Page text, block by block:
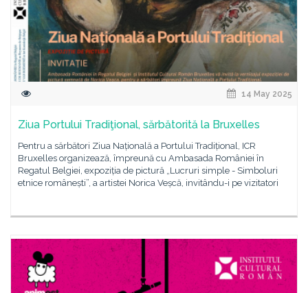
14 May 2025
Ziua Portului Tradiţional, sărbătorită la Bruxelles
Pentru a sărbători Ziua Națională a Portului Tradițional, ICR
Bruxelles organizează, împreună cu Ambasada României în
Regatul Belgiei, expoziția de pictură „Lucruri simple - Simboluri
etnice românești”, a artistei Norica Veșcă, invitându-i pe vizitatori